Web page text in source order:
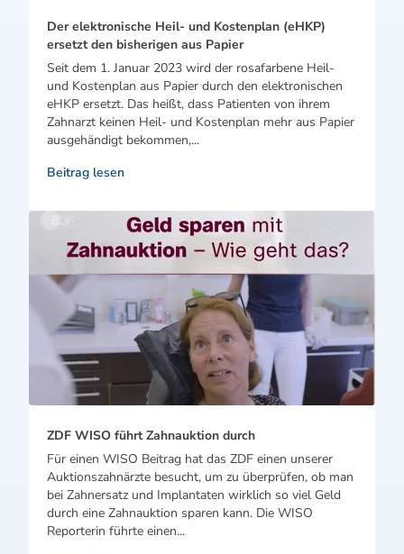
Der elektronische Heil- und Kostenplan (eHKP)
ersetzt den bisherigen aus Papier
Seit dem 1. Januar 2023 wird der rosafarbene Heil-
und Kostenplan aus Papier durch den elektronischen
eHKP ersetzt. Das heißt, dass Patienten von ihrem
Zahnarzt keinen Heil- und Kostenplan mehr aus Papier
ausgehändigt bekommen,...
Beitrag lesen
ZDF WISO führt Zahnauktion durch
Für einen WISO Beitrag hat das ZDF einen unserer
Auktionszahnärzte besucht, um zu überprüfen, ob man
bei Zahnersatz und Implantaten wirklich so viel Geld
durch eine Zahnauktion sparen kann. Die WISO
Reporterin führte einen...